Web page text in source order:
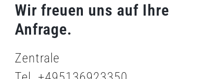
Wir freuen uns auf Ihre
Anfrage.
Zentrale